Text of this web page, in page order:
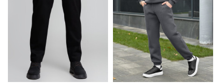
Склад тканини 80% бавовна, 15% поліестер, 5% еластан
Країна - виробник україна